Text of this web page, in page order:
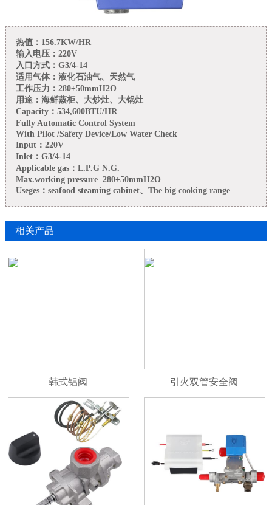
热值：156.7KW/HR
输入电压：220V
入口方式：G3/4-14
适用气体：液化石油气、天然气
工作压力：280±50mmH2O
用途：海鲜蒸柜、大炒灶、大锅灶
Capacity：534,600BTU/HR
Fully Automatic Control System
With Pilot /Safety Device/Low Water Check
Input：220V
Inlet：G3/4-14
Applicable gas：L.P.G N.G.
Max.working pressure 280±50mmH2O
Useges：seafood steaming cabinet、The big cooking range
相关产品
韩式铝阀 引火双管安全阀